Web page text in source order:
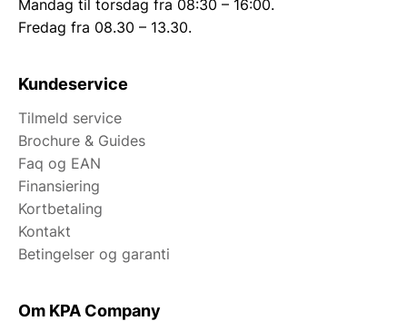
Mandag til torsdag fra 08:30 – 16:00.
Fredag fra 08.30 – 13.30.
Kundeservice
Tilmeld service
Brochure & Guides
Faq og EAN
Finansiering
Kortbetaling
Kontakt
Betingelser og garanti
Om KPA Company